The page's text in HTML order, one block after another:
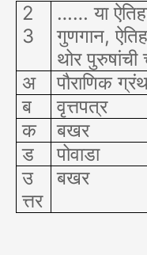
2
3
…… या
गुणगान,
थोर
अ
पौराणिक
ब
वृत्तपत्र
क
बखर
ड
पोवाडा
उ
त्तर
बखर